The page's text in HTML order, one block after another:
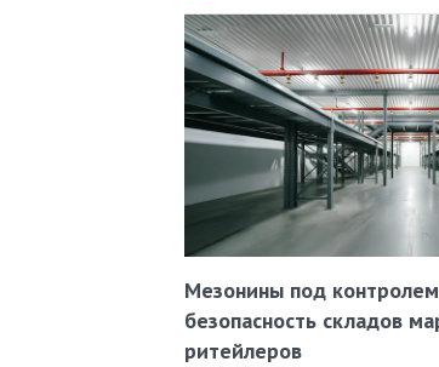
Мезонины под
безопасность складов
ритейлеров